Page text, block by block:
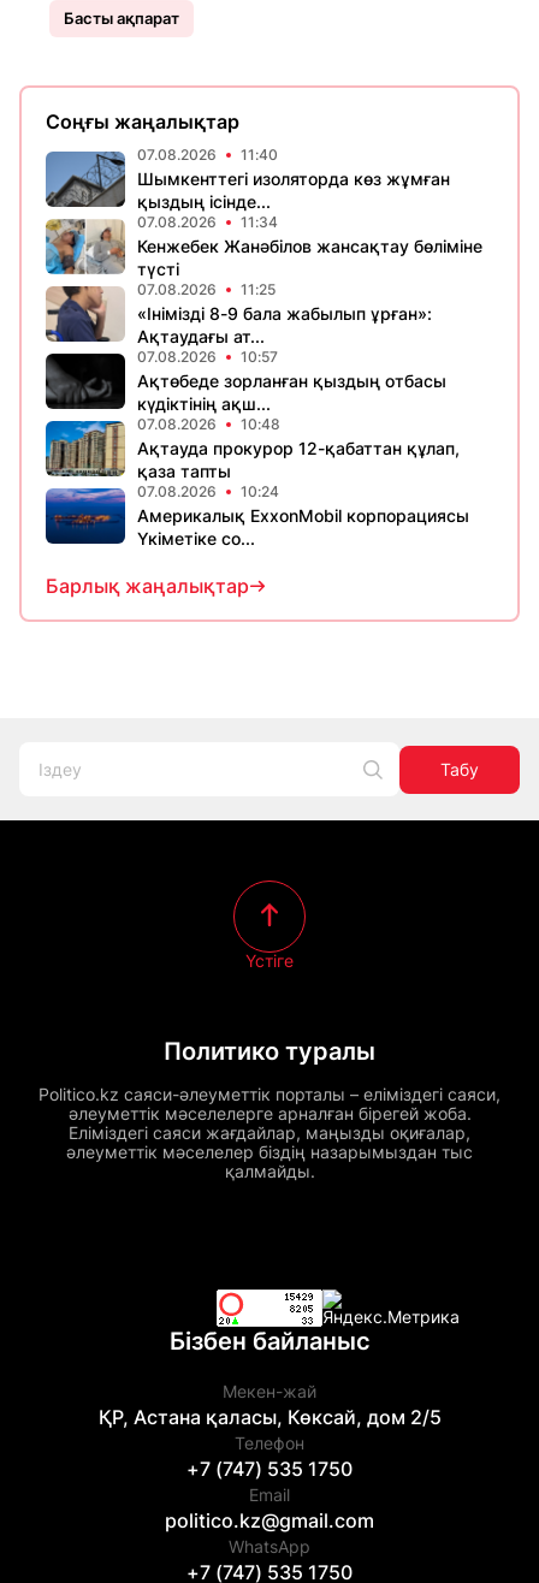
Басты ақпарат
Соңғы жаңалықтар
07.08.2026 11:40
Шымкенттегі изоляторда көз жұмған
қыздың ісінде...
07.08.2026 11:34
Кенжебек Жанәбілов жансақтау бөліміне
түсті
07.08.2026 11:25
«Інімізді 8-9 бала жабылып ұрған»:
Ақтаудағы ат...
07.08.2026 10:57
Ақтөбеде зорланған қыздың отбасы
күдіктінің ақш...
07.08.2026 10:48
Ақтауда прокурор 12-қабаттан құлап,
қаза тапты
07.08.2026 10:24
Америкалық ExxonMobil корпорациясы
Үкіметіке со...
Барлық жаңалықтар
Табу
Политико туралы
Politico.kz саяси-әлеуметтік порталы – еліміздегі саяси,
әлеуметтік мәселелерге арналған бірегей жоба.
Еліміздегі саяси жағдайлар, маңызды оқиғалар,
әлеуметтік мәселелер біздің назарымыздан тыс
қалмайды.
Үстіге
Бізбен байланыс
Мекен-жай
ҚР, Астана қаласы, Көксай, дом 2/5
Телефон
+7 (747) 535 1750
Email
politico.kz@gmail.com
WhatsApp
+7 (747) 535 1750